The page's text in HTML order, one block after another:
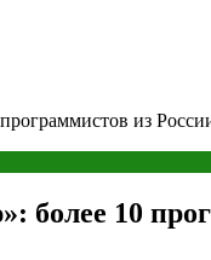
из
более 10